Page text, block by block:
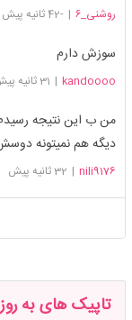
روشنی_۶ | -42 ثانیه پیش
سوزش دارم
kandoooo
| 31 ثانیه پیش
من ب این نتیجه
دیگه هم نمیتونه
nili9176
| 32 ثانیه پیش
تاپیک های به